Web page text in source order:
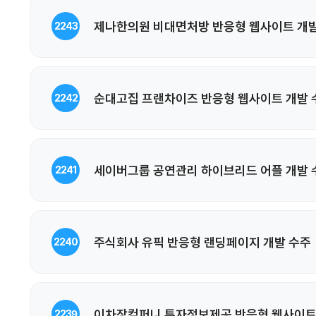
2243 제나한의원 비대면처방 반응형 웹사이트 개
2242 순대고집 프랜차이즈 반응형 웹사이트 개발
2241 세이버그룹 공연관리 하이브리드 어플 개발
2240 주식회사 유픽 반응형 랜딩페이지 개발 수주